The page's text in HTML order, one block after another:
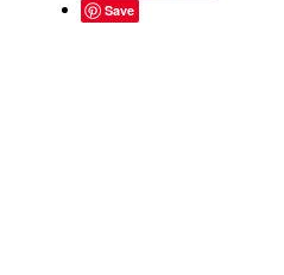
Save